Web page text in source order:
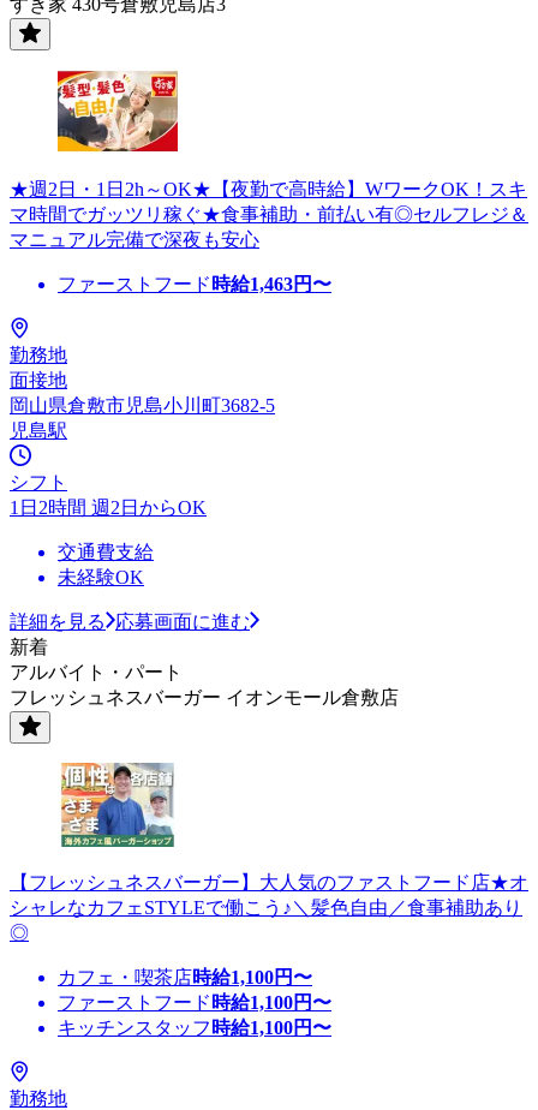
★週2日・1日2h～OK★【夜勤で高時給】WワークOK！スキ
マ時間でガッツリ稼ぐ★食事補助・前払い有◎セルフレジ＆
マニュアル完備で深夜も安心
ファーストフード 時給1,463円〜
勤務地
面接地
岡山県倉敷市児島小川町3682-5
児島駅
シフト
1日2時間 週2日からOK
交通費支給
未経験OK
詳細を見る
応募画面に進む
新着
アルバイト・パート
フレッシュネスバーガー イオンモール倉敷店
【フレッシュネスバーガー】大人気のファストフード店★オ
シャレなカフェSTYLEで働こう♪＼髪色自由／食事補助あり
◎
カフェ・喫茶店時給1,100円〜
ファーストフード 時給1,100円〜
キッチンスタッフ 時給1,100円〜
勤務地